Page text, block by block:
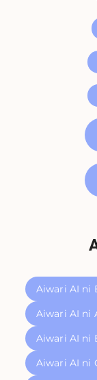
Aiwari AI ni
Aiwari AI ni
Aiwari AI ni
Aiwari AI ni